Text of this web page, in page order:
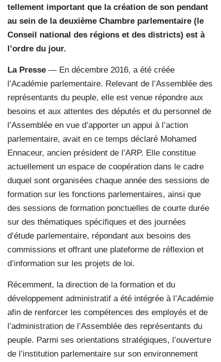
tellement important que la création de son pendant
au sein de la deuxième Chambre parlementaire (le
Conseil national des régions et des districts) est à
l’ordre du jour.
La Presse — En décembre 2016, a été créée
l’Académie parlementaire. Relevant de l’Assemblée des
représentants du peuple, elle est venue répondre aux
besoins et aux attentes des députés et du personnel de
l’Assemblée en vue d’apporter un appui à l’action
parlementaire, avait en ce temps déclaré Mohamed
Ennaceur, ancien président de l’ARP. Elle constitue
actuellement un espace de coopération dans le cadre
duquel sont organisées chaque année des sessions de
formation sur les fonctions parlementaires, ainsi que
des sessions de formation ponctuelles de courte durée
sur des thématiques spécifiques et des journées
d’étude parlementaire, répondant aux besoins des
commissions et offrant une plateforme de réflexion et
d’information sur les projets de loi.
Récemment, la direction de la formation et du
développement administratif a été intégrée à l’Académie
afin de renforcer les compétences des employés et de
l’administration de l’Assemblée des représentants du
peuple. Parmi ses orientations stratégiques, l’ouverture
de l’institution parlementaire sur son environnement